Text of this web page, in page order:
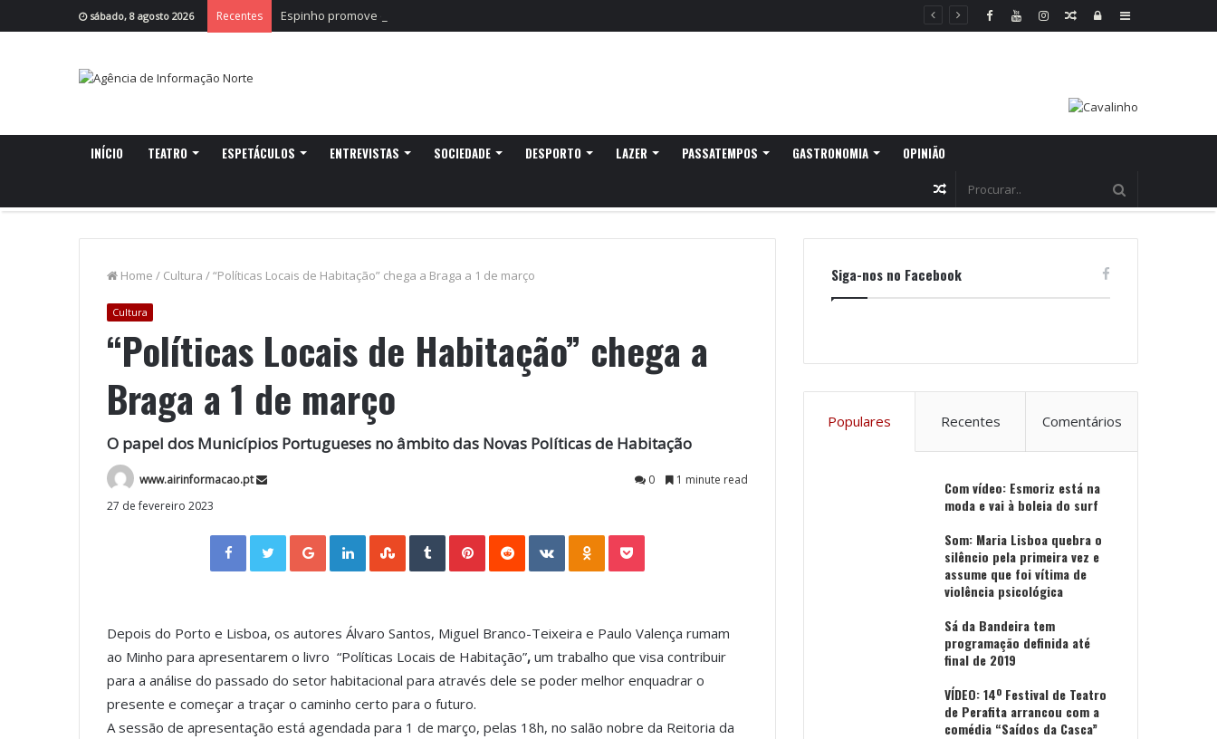
sábado, 8 agosto 2026 Recentes Espinho promove observação do eclipse solar parcial Sidebar
Log
Random
INÍCIO TEATRO ESPETÁCULOS ENTREVISTAS SOCIEDADE DESPORTO LAZER PASSATEMPOS GASTRONOMIA OPINIÃO
Random
Home / Cultura /“Políticas Locais de Habitação” chega a Braga a 1 de março
Cultura
“Políticas Locais de Habitação” chega a
Braga a 1 de março
O papel dos Municípios Portugueses no âmbito das Novas Políticas de Habitação
www.airinformacao.pt 0
1 minute read
27 de fevereiro 2023
Facebook Twitter Google+ LinkedIn StumbleUpon Tumblr VKontakte
Depois do Porto e Lisboa, os autores Álvaro Santos, Miguel Branco-Teixeira e Paulo Valença rumam
ao Minho para apresentarem o livro “Políticas Locais de Habitação”, um trabalho que visa contribuir
para a análise do passado do setor habitacional para através dele se poder melhor enquadrar o
presente e começar a traçar o caminho certo para o futuro.
A sessão de apresentação está agendada para 1 de março, pelas 18h, no salão nobre da Reitoria da
Siga-nos no Facebook
Populares Recentes Comentários
Com vídeo: Esmoriz está na
moda e vai à boleia do surf
Som: Maria Lisboa quebra o
silêncio pela primeira vez e
assume que foi vítima de
violência psicológica
Sá da Bandeira tem
programação definida até
final de 2019
VÍDEO: 14º Festival de Teatro
de Perafita arrancou com a
comédia “Saídos da Casca”